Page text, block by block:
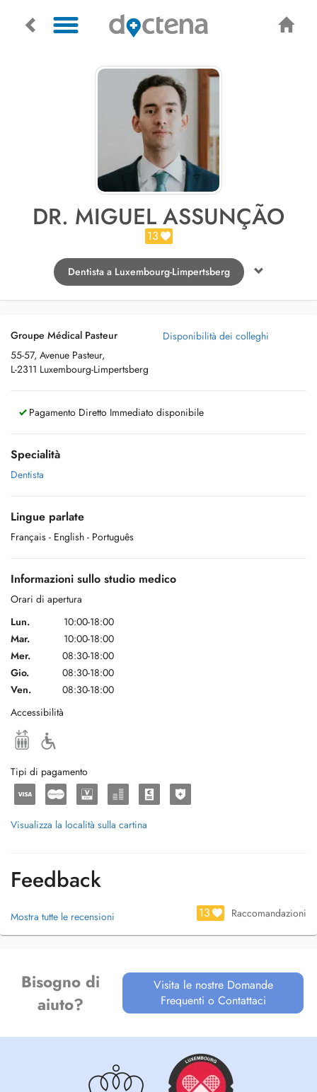
DR. MIGUEL ASSUNÇÃO
13
Dentista a Luxembourg-Limpertsberg
Groupe Médical Pasteur
55-57, Avenue Pasteur,
L-2311 Luxembourg-Limpertsberg
Disponibilità dei colleghi
Pagamento Diretto Immediato disponibile
Specialità
Dentista
Lingue parlate
Français - English - Português
Informazioni sullo studio medico
Orari di apertura
Lun.
10:00-18:00
Mar.
10:00-18:00
Mer.
08:30-18:00
Gio.
08:30-18:00
Ven.
08:30-18:00
Accessibilità
Tipi di pagamento
Visualizza la località sulla cartina
Feedback
Mostra tutte le recensioni 13 Raccomandazioni
Bisogno di
aiuto?
Visita le nostre Domande
Frequenti o Contattaci